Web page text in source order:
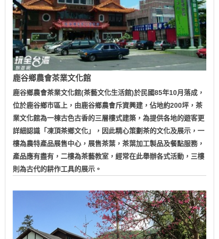
鹿谷鄉農會茶業文化館
鹿谷鄉農會茶業文化館(茶藝文化生活館)於民國85年10月落成，
位於鹿谷鄉市區上，由鹿谷鄉農會斥資興建，佔地約200坪，茶
業文化館為一棟古色古香的三層樓式建築，為提供各地的遊客更
詳細認識「凍頂茶鄉文化」，因此精心策劃茶的文化及展示，一
樓為農特產品展售中心，展售茶葉，茶葉加工製品及餐點服務，
產品應有盡有，二樓為茶藝教室，經常在此舉辦各式活動，三樓
則為古代的耕作工具的展示。